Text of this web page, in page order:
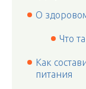
О
Что
Как
питания